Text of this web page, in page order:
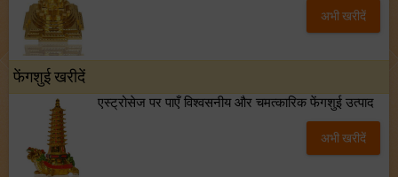
अभी खरीदें
फेंगशुई खरीदें
एस्ट्रोसेज पर पाएँ विश्वसनीय और चमत्कारिक फेंगशुई उत्पाद
अभी खरीदें